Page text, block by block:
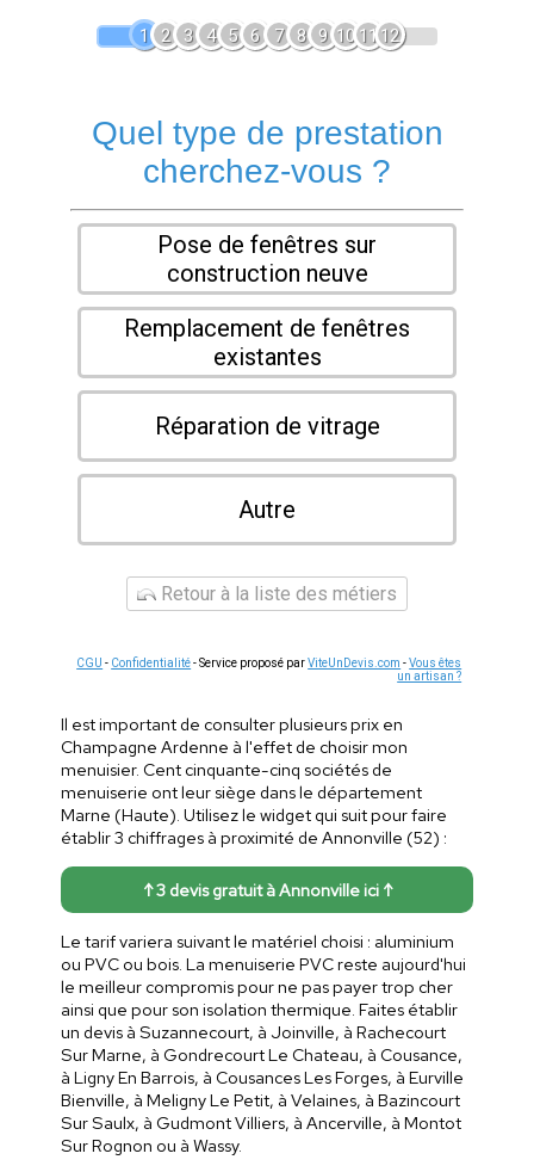
1 2 3 4 5 6 7 8 9 1011 12
Quel type de prestation
cherchez-vous ?
Pose de fenêtres sur
construction neuve
Remplacement de fenêtres
existantes
Réparation de vitrage
Autre
Retour à la liste des métiers
CGU - Confidentialité- Service proposé parViteUnDevis.com -Vous êtes
un artisan ?
Il est important de consulter plusieurs prix en
Champagne Ardenne à l'effet de choisir mon
menuisier. Cent cinquante-cinq sociétés de
menuiserie ont leur siège dans le département
Marne (Haute). Utilisez le widget qui suit pour faire
établir 3 chiffrages à proximité de Annonville (52) :
↑ 3 devis gratuit à Annonville ici ↑
Le tarif variera suivant le matériel choisi : aluminium
ou PVC ou bois. La menuiserie PVC reste aujourd'hui
le meilleur compromis pour ne pas payer trop cher
ainsi que pour son isolation thermique. Faites établir
un devis à Suzannecourt, à Joinville, à Rachecourt
Sur Marne, à Gondrecourt Le Chateau, à Cousance,
à Ligny En Barrois, à Cousances Les Forges, à Eurville
Bienville, à Meligny Le Petit, à Velaines, à Bazincourt
Sur Saulx, à Gudmont Villiers, à Ancerville, à Montot
Sur Rognon ou à Wassy.